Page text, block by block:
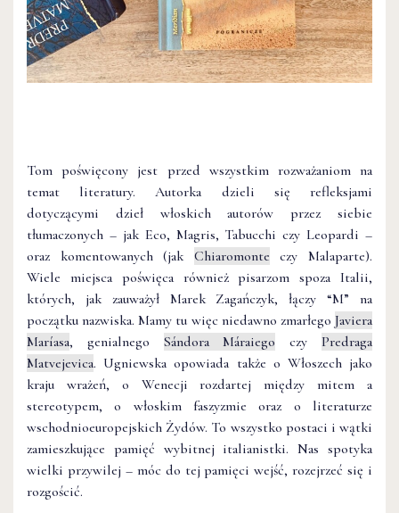
Tom poświęcony jest przed wszystkim rozważaniom na
temat literatury. Autorka dzieli się refleksjami
dotyczącymi dzieł włoskich autorów przez siebie
tłumaczonych – jak Eco, Magris, Tabucchi czy Leopardi –
oraz komentowanych (jak Chiaromonte czy Malaparte).
Wiele miejsca poświęca również pisarzom spoza Italii,
których, jak zauważył Marek Zagańczyk, łączy “M” na
początku nazwiska. Mamy tu więc niedawno zmarłego Javiera
Maríasa, genialnego Sándora Máraiego czyPredraga
Matvejevica. Ugniewska opowiada także o Włoszech jako
kraju wrażeń, o Wenecji rozdartej między mitem a
stereotypem, o włoskim faszyzmie oraz o literaturze
wschodnioeuropejskich Żydów. To wszystko postaci i wątki
zamieszkujące pamięć wybitnej italianistki. Nas spotyka
wielki przywilej – móc do tej pamięci wejść, rozejrzeć się i
rozgościć.